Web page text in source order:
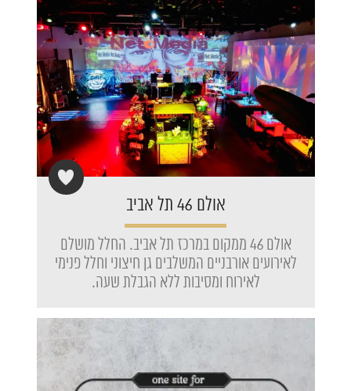
אולם 46 תל אביב
אולם 46 ממקום במרכז תל אביב. החלל מושלם
לאירועים אורבניים המשלבים גן חיצוני וחלל פנימי
לאירוח ומסיבות ללא הגבלת שעה.